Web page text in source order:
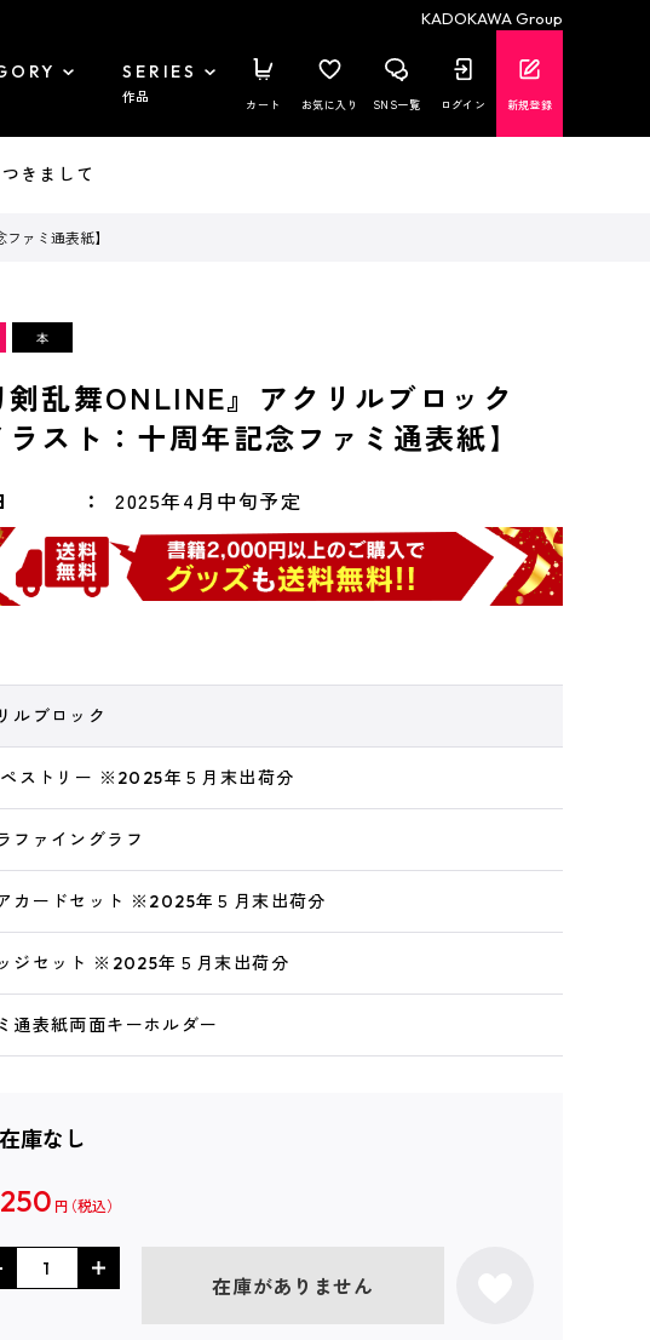
KADOKAWA Group
SERIES
作品 カート お気に入り SNS一覧 ログイン 新規登録
きまして
ァミ通表紙】
剣乱舞ONLINE』アクリルブロック
ラスト：十周年記念ファミ通表紙】
2025年4月中旬予定
ルブロック
ストリー ※2025年５月末出荷分
ファイングラフ
カードセット ※2025年５月末出荷分
ジセット ※2025年５月末出荷分
通表紙両面キーホルダー
在庫なし
円
在庫がありません